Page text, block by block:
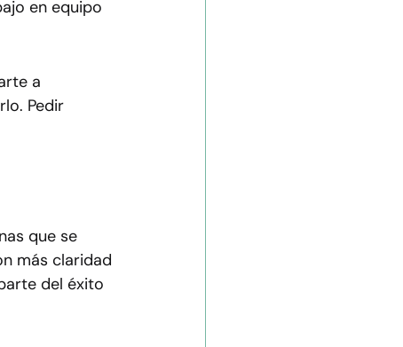
en equipo
a
Pedir
que se
más claridad
del éxito